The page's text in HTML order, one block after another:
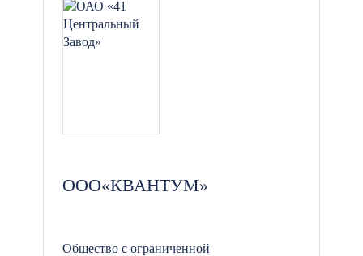
ООО«КВАНТУМ»
Общество с ограниченной